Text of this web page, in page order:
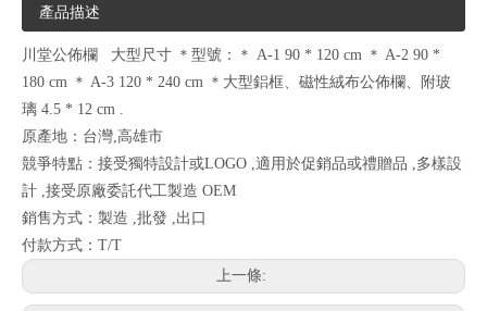
產品描述
川堂公佈欄 大型尺寸 ＊型號：＊ A-1 90 * 120 cm ＊ A-2 90 *
180 cm ＊ A-3 120 * 240 cm ＊大型鋁框、磁性絨布公佈欄、附玻
璃 4.5 * 12 cm .
原產地：台灣,高雄市
競爭特點：接受獨特設計或LOGO ,適用於促銷品或禮贈品 ,多樣設
計 ,接受原廠委託代工製造 OEM
銷售方式：製造 ,批發 ,出口
付款方式：T/T
上一條: